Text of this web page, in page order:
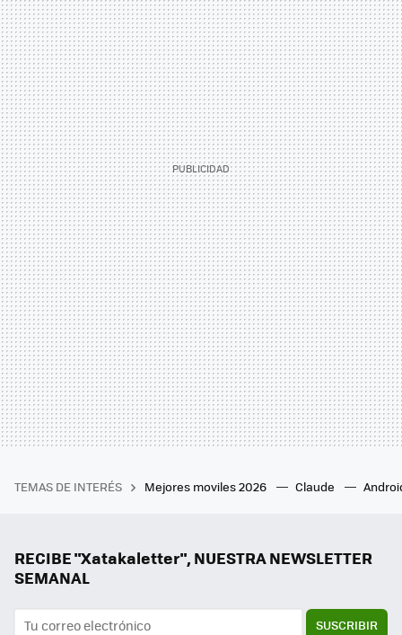
TEMAS DE INTERÉS Mejores moviles 2026 Claude
RECIBE "Xatakaletter", NUESTRA NEWSLETTER
SEMANAL
SUSCRIBIR